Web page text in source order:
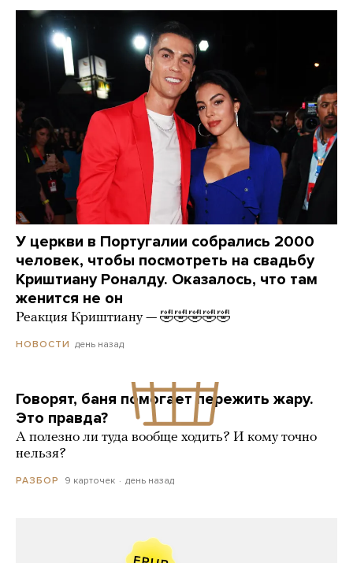
У церкви в Португалии собрались 2000
человек, чтобы посмотреть на свадьбу
Криштиану Роналду. Оказалось, что там
женится не он
Реакция Криштиану — 🤣🤣🤣🤣🤣
НОВОСТИ день назад
Говорят, баня помогает пережить жару.
Это правда?
А полезно ли туда вообще ходить? И кому точно
нельзя?
РАЗБОР 9 карточек день назад